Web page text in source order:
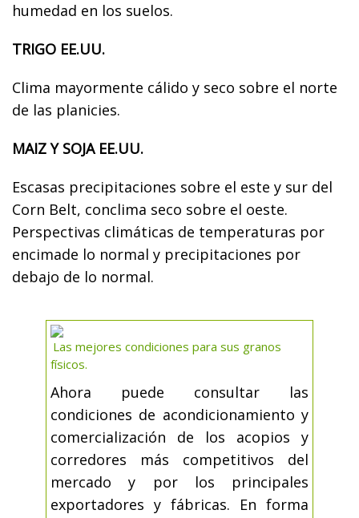
humedad en los suelos.
TRIGO EE.UU.
Clima mayormente cálido y seco sobre el norte
de las planicies.
MAIZ Y SOJA EE.UU.
Escasas precipitaciones sobre el este y sur del
Corn Belt, conclima seco sobre el oeste.
Perspectivas climáticas de temperaturas por
encimade lo normal y precipitaciones por
debajo de lo normal.
Las mejores condiciones para sus granos
físicos.
Ahora puede consultar las
condiciones de acondicionamiento y
comercialización de los acopios y
corredores más competitivos del
mercado y por los principales
exportadores y fábricas. En forma